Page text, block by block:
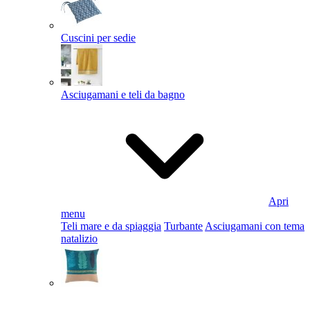
Cuscini per sedie
Asciugamani e teli da bagno
Apri
menu
Teli mare e da spiaggia Turbante Asciugamani con tema
natalizio